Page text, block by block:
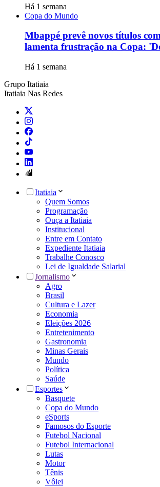
Há 1 semana
Copa do Mundo
Mbappé prevê novos títulos
lamenta frustração na Copa:
Há 1 semana
Grupo Itatiaia
Itatiaia Nas Redes
Itatiaia
Quem Somos
Programação
Ouça a Itatiaia
Institucional
Entre em Contato
Expediente Itatiaia
Trabalhe Conosco
Lei de Igualdade Salarial
Jornalismo
Agro
Brasil
Cultura e Lazer
Economia
Eleições 2026
Entretenimento
Gastronomia
Minas Gerais
Mundo
Política
Saúde
Esportes
Basquete
Copa do Mundo
eSports
Famosos do Esporte
Futebol Nacional
Futebol Internacional
Lutas
Motor
Tênis
Vôlei